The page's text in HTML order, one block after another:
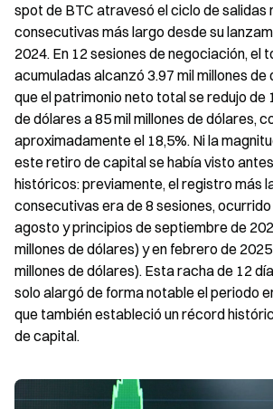
spot de BTC atravesó el ciclo de salidas
consecutivas más largo desde su
2024. En 12 sesiones de negociación, el
acumuladas alcanzó 3.97 mil millones
que el patrimonio neto total se redujo de
de dólares a 85 mil millones de dólares,
aproximadamente el 18,5%. Ni la
este retiro de capital se había visto
históricos: previamente, el registro más
consecutivas era de 8 sesiones,
agosto y principios de septiembre de
millones de dólares) y en febrero de
millones de dólares). Esta racha de 12
solo alargó de forma notable el periodo
que también estableció un récord
de capital.